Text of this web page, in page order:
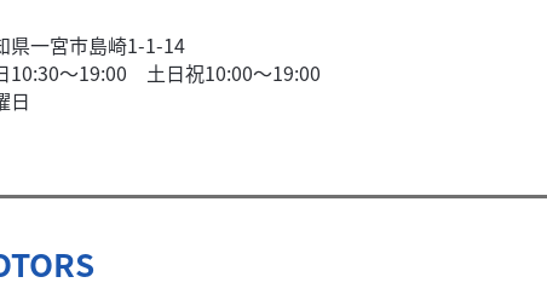
県一宮市島崎1-1-14
10:30～19:00 土日祝10:00～19:00
日